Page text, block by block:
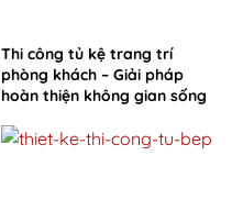
Thi công tủ kệ trang trí
phòng khách – Giải pháp
hoàn thiện không gian sống